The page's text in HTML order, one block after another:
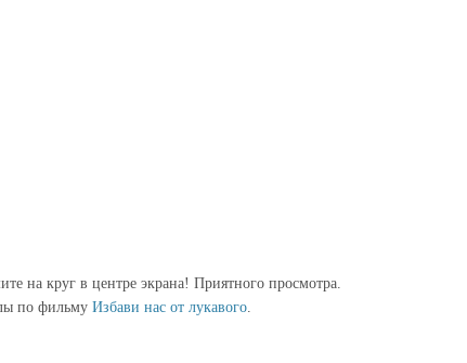
на круг в центре экрана! Приятного просмотра.
по фильму Избави нас от лукавого.